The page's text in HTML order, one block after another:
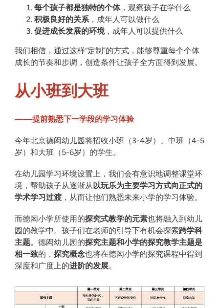
每个孩子都是独特的个体，观察孩子在学什么
积极良好的关系，成年人可以做什么
促进成长发展的环境，成年人可以提供什么
我们相信，通过这样“定制”的方式，能够尊重每个个体
成长的节奏和步调，创造条件让孩子全方面得到发展。
从小班到大班
——提前熟悉下一学段的学习体验
今年北京德闳幼儿园将招收小班（3-4岁）、中班（4-5
岁）和大班（5-6岁）的学生。
在幼儿园学习环境设置上，我们会有意识地调整课堂环
境，帮助孩子从逐渐从以玩乐为主要学习方式向正式的
学术学习过渡 ，从而让他们熟悉未来小学的学习体验。
而德闳小学所使用的探究式教学的元素也将融入到幼儿
园的教学中。孩子们在老师的引导下有机会探索跨学科
主题。德闳幼儿园的探究主题和小学的探究教学主题是
相一致的， 探究概念也将在德闳小学的探究课程中得到
深度和广度上的进阶的发展。